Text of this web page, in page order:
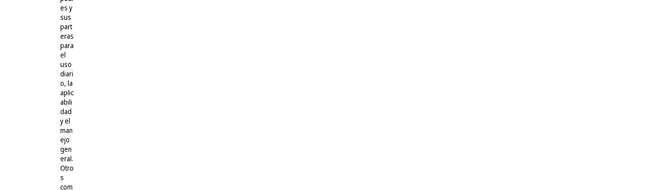
es y
sus
part
eras
para
el
uso
diari
o, la
aplic
abili
dad
y el
man
ejo
gen
eral.
Otro
s
com